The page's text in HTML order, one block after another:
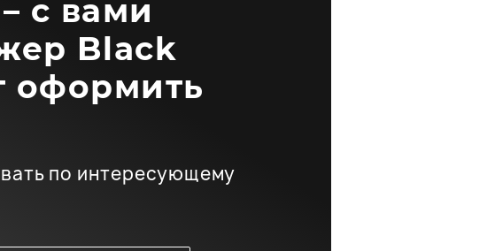
с вами
Black
оформить
по интересующему